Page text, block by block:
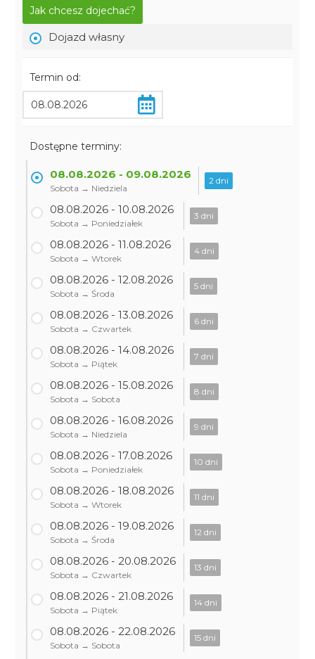
Jak chcesz dojechać?
Dojazd własny
Termin od:
Dostępne terminy:
08.08.2026 - 09.08.2026
Sobota → Niedziela
2 dni
08.08.2026 - 10.08.2026
Sobota → Poniedziałek
3 dni
08.08.2026 - 11.08.2026
Sobota → Wtorek
4 dni
08.08.2026 - 12.08.2026
Sobota → Środa
5 dni
08.08.2026 - 13.08.2026
Sobota → Czwartek
6 dni
08.08.2026 - 14.08.2026
Sobota → Piątek
7 dni
08.08.2026 - 15.08.2026
Sobota → Sobota
8 dni
08.08.2026 - 16.08.2026
Sobota → Niedziela
9 dni
08.08.2026 - 17.08.2026
Sobota → Poniedziałek
10 dni
08.08.2026 - 18.08.2026
Sobota → Wtorek
11 dni
08.08.2026 - 19.08.2026
Sobota → Środa
12 dni
08.08.2026 - 20.08.2026
Sobota → Czwartek
13 dni
08.08.2026 - 21.08.2026
Sobota → Piątek
14 dni
08.08.2026 - 22.08.2026
Sobota → Sobota
15 dni